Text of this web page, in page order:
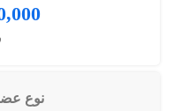
نوع